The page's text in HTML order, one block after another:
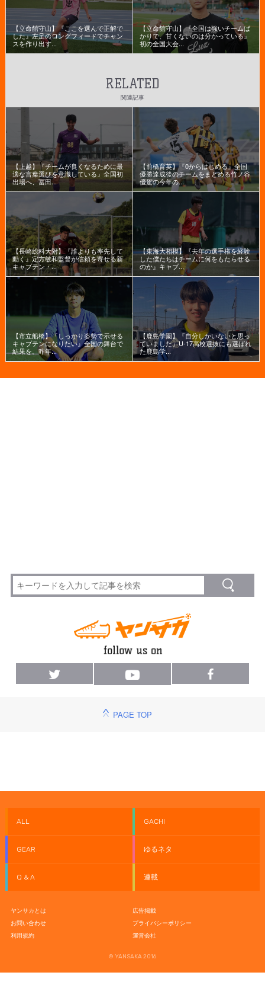
【立命館守山】『ここを選んで正解で
した』左足のロングフィードでチャン
スを作り出す...
【立命館守山】『全国は強いチームば
かりで、甘くないのは分かっている』
初の全国大会...
RELATED
関連記事
【上越】『チームが良くなるために最
適な言葉選びを意識している』全国初
出場へ、冨田...
【前橋育英】『0からはじめる』全国
優勝達成後のチームをまとめる竹ノ谷
優駕の今年の...
【長崎総科大附】『誰よりも率先して
動く』定方敏和監督が信頼を寄せる新
キャプテン・...
【東海大相模】『去年の選手権を経験
した僕たちはチームに何をもたらせる
のか』キャプ...
【市立船橋】『しっかり姿勢で示せる
キャプテンになりたい』全国の舞台で
結果を。昨年...
【鹿島学園】『自分しかいないと思っ
ていました』U-17高校選抜にも選ばれ
た鹿島学...
PAGE TOP
ALL GACHI
GEAR ゆるネタ
Q & A 連載
ヤンサカとは
広告掲載
お問い合わせ
プライバシーポリシー
利用規約
運営会社
© YANSAKA 2016